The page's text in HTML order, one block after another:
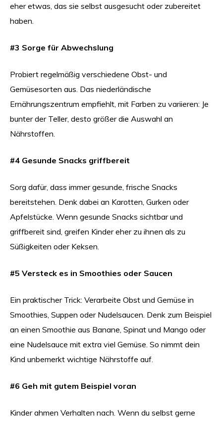
eher etwas, das sie selbst ausgesucht oder zubereitet
haben.
#3 Sorge für Abwechslung
Probiert regelmäßig verschiedene Obst- und
Gemüsesorten aus. Das niederländische
Ernährungszentrum empfiehlt, mit Farben zu variieren: Je
bunter der Teller, desto größer die Auswahl an
Nährstoffen.
#4 Gesunde Snacks griffbereit
Sorg dafür, dass immer gesunde, frische Snacks
bereitstehen. Denk dabei an Karotten, Gurken oder
Apfelstücke. Wenn gesunde Snacks sichtbar und
griffbereit sind, greifen Kinder eher zu ihnen als zu
Süßigkeiten oder Keksen.
#5 Versteck es in Smoothies oder Saucen
Ein praktischer Trick: Verarbeite Obst und Gemüse in
Smoothies, Suppen oder Nudelsaucen. Denk zum Beispiel
an einen Smoothie aus Banane, Spinat und Mango oder
eine Nudelsauce mit extra viel Gemüse. So nimmt dein
Kind unbemerkt wichtige Nährstoffe auf.
#6 Geh mit gutem Beispiel voran
Kinder ahmen Verhalten nach. Wenn du selbst gerne